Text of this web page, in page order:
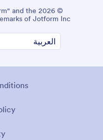
and the
of Jotform Inc.